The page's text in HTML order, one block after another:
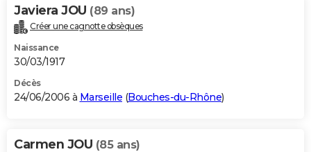
Javiera JOU (89 ans)
Créer une cagnotte obsèques
Naissance
30/03/1917
Décès
24/06/2006 à Marseille (Bouches-du-Rhône)
Carmen JOU (85 ans)